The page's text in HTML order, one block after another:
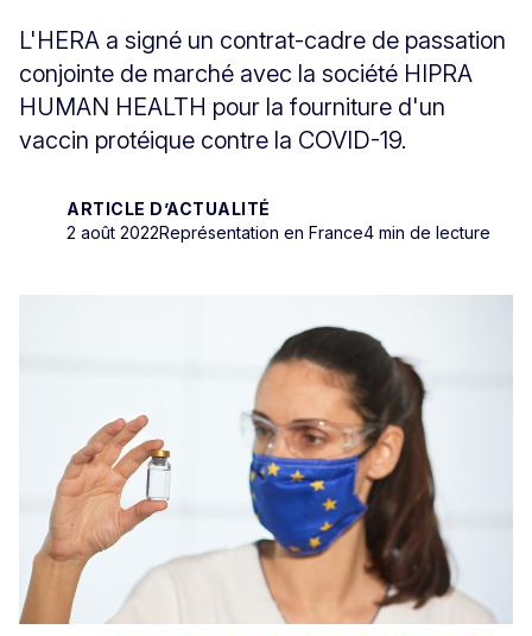
L'HERA a signé un contrat-cadre de passation
conjointe de marché avec la société HIPRA
HUMAN HEALTH pour la fourniture d'un
vaccin protéique contre la COVID-19.
ARTICLE D’ACTUALITÉ
2 août 2022Représentation en France4 min de lecture